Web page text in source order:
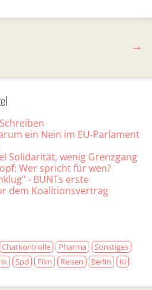
ein Nein im EU-Parlament
Solidarität, wenig Grenzgang
Wer spricht für wen?
- BUNTs erste
dem Koalitionsvertrag
Chatkontrolle Pharma
Sonstiges
Spd Film Reisen Berlin Ki